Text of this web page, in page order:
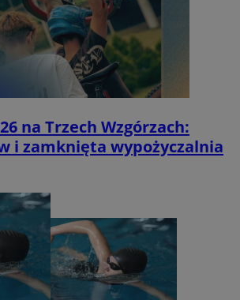
na Trzech Wzgórzach:
i zamknięta wypożyczalnia